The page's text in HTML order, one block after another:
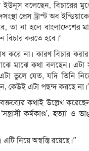
ইউনূস বলেছেন, বিচারের
প্রেস ট্রাস্ট অব
তা না হলে বাংলাদেশের
বিচার করতে হবে।’
করে না। কারণ বিচার
মাঝে কথা বলছেন। এটা
ভুলে যেত, যদি তিনি
কেউই এটা পছন্দ করছে
কথাই উল্লেখ
কর্মকাণ্ড’, হত্যা ও
নিয়ে অস্বস্তি রয়েছে।’’